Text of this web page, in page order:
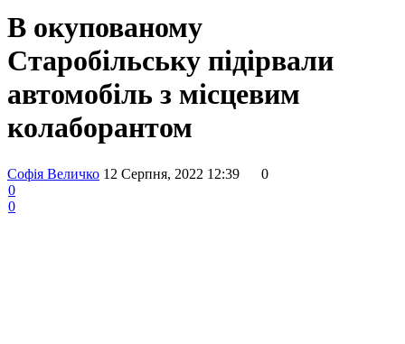
В окупованому
Старобільську підірвали
автомобіль з місцевим
колаборантом
Софія Величко 12 Серпня, 2022 12:39
0
0
0